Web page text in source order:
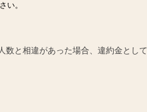
い。
と相違があった場合、違約金とし